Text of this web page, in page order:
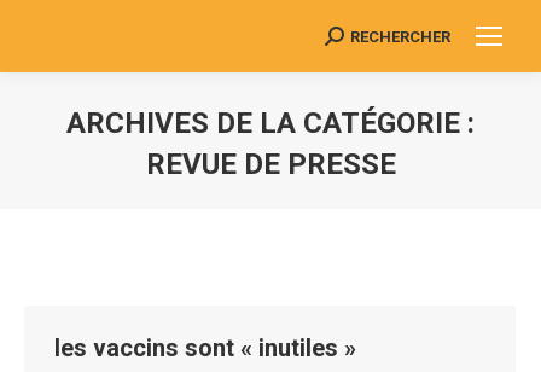
Search:
RECHERCHER
ARCHIVES DE LA CATÉGORIE :
REVUE DE PRESSE
les vaccins sont « inutiles »